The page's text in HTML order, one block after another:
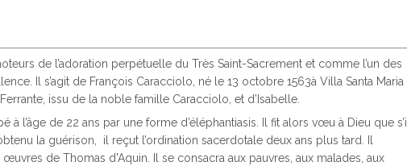
de l’adoration perpétuelle du Très Saint-Sacrement et comme l’un des
Il s’agit de François Caracciolo, né le 13 octobre 1563à Villa Santa Maria
issu de la noble famille Caracciolo, et d’Isabelle.
à l’âge de 22 ans par une forme d’éléphantiasis. Il fit alors vœu à Dieu que s’il
la guérison, il reçut l’ordination sacerdotale deux ans plus tard. Il
œuvres de Thomas d'Aquin. Il se consacra aux pauvres, aux malades, aux